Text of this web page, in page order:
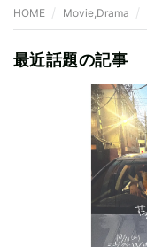
HOME Movie,Drama
最近話題の記事